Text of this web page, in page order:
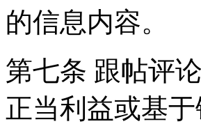
的信息内容。
第七条 跟帖评
正当利益或基